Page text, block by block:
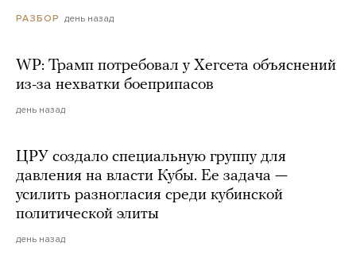
РАЗБОР день назад
WP: Трамп потребовал у Хегсета объяснений
из-за нехватки боеприпасов
день назад
ЦРУ создало специальную группу для
давления на власти Кубы. Ее задача —
усилить разногласия среди кубинской
политической элиты
день назад